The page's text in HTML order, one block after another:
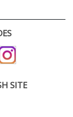
SITE